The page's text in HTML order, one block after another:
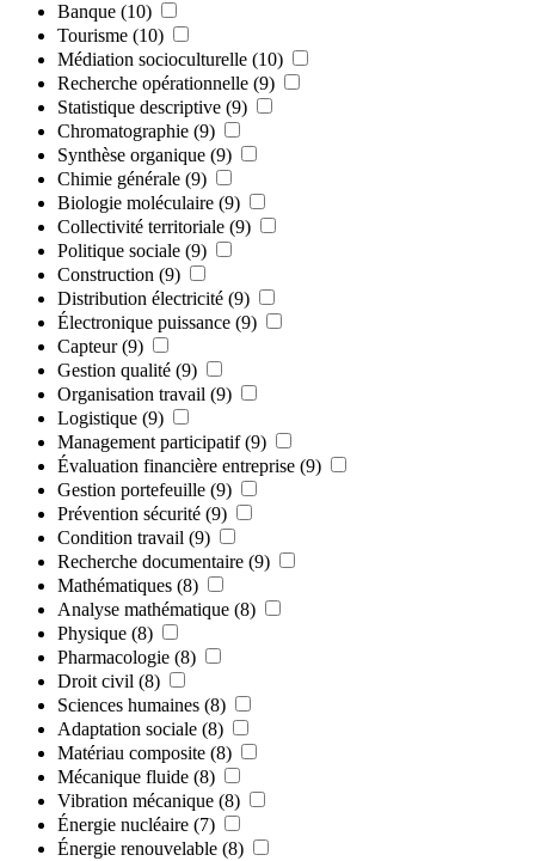
Banque (10)
Tourisme (10)
Médiation socioculturelle (10)
Recherche opérationnelle (9)
Statistique descriptive (9)
Chromatographie (9)
Synthèse organique (9)
Chimie générale (9)
Biologie moléculaire (9)
Collectivité territoriale (9)
Politique sociale (9)
Construction (9)
Distribution électricité (9)
Électronique puissance (9)
Capteur (9)
Gestion qualité (9)
Organisation travail (9)
Logistique (9)
Management participatif (9)
Évaluation financière entreprise (9)
Gestion portefeuille (9)
Prévention sécurité (9)
Condition travail (9)
Recherche documentaire (9)
Mathématiques (8)
Analyse mathématique (8)
Physique (8)
Pharmacologie (8)
Droit civil (8)
Sciences humaines (8)
Adaptation sociale (8)
Matériau composite (8)
Mécanique fluide (8)
Vibration mécanique (8)
Énergie nucléaire (7)
Énergie renouvelable (8)